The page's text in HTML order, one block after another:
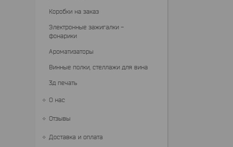
Коробки на заказ
Электронные зажигалки -
фонарики
Ароматизаторы
Винные полки, стеллажи для вина
3д печать
О нас
Отзывы
Доставка и оплата